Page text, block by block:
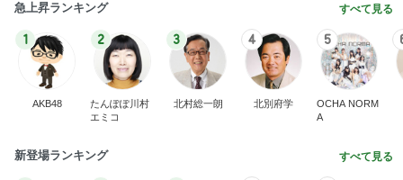
急上昇ランキング すべて見る
1
AKB48
2
たんぽぽ川村
エミコ
3
北村総一朗
4
北別府学
5
OCHA NORM
A
新登場ランキング すべて見る